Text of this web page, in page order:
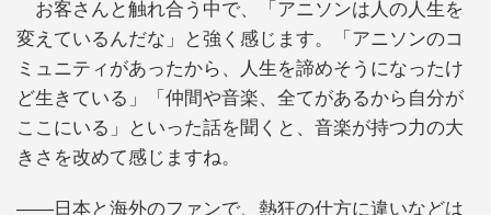
お客さんと触れ合う中で、「アニソンは人の人生を
変えているんだな」と強く感じます。「アニソンのコ
ミュニティがあったから、人生を諦めそうになったけ
ど生きている」「仲間や音楽、全てがあるから自分が
ここにいる」といった話を聞くと、音楽が持つ力の大
きさを改めて感じますね。
――日本と海外のファンで、熱狂の仕方に違いなどは